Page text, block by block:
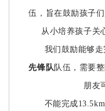
伍，旨在鼓励孩子
从小培养孩子关
我们鼓励能够
先锋队队伍，需要
朋友
不能完成